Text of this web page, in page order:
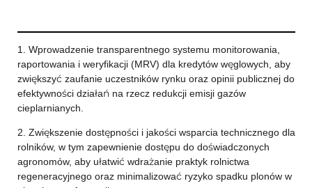
1. Wprowadzenie transparentnego systemu monitorowania,
raportowania i weryfikacji (MRV) dla kredytów węglowych, aby
zwiększyć zaufanie uczestników rynku oraz opinii publicznej do
efektywności działań na rzecz redukcji emisji gazów
cieplarnianych.
2. Zwiększenie dostępności i jakości wsparcia technicznego dla
rolników, w tym zapewnienie dostępu do doświadczonych
agronomów, aby ułatwić wdrażanie praktyk rolnictwa
regeneracyjnego oraz minimalizować ryzyko spadku plonów w